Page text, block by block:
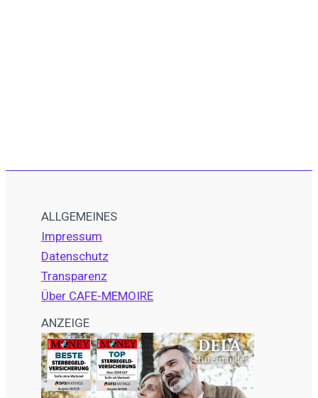
ALLGEMEINES
Impressum
Datenschutz
Transparenz
Über CAFE-MEMOIRE
ANZEIGE